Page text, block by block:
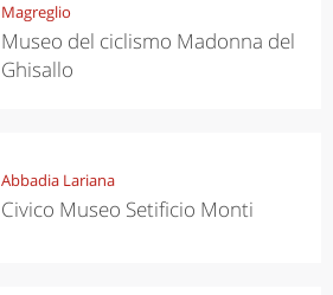
Magreglio
Museo del ciclismo Madonna del
Ghisallo
Abbadia Lariana
Civico Museo Setificio Monti